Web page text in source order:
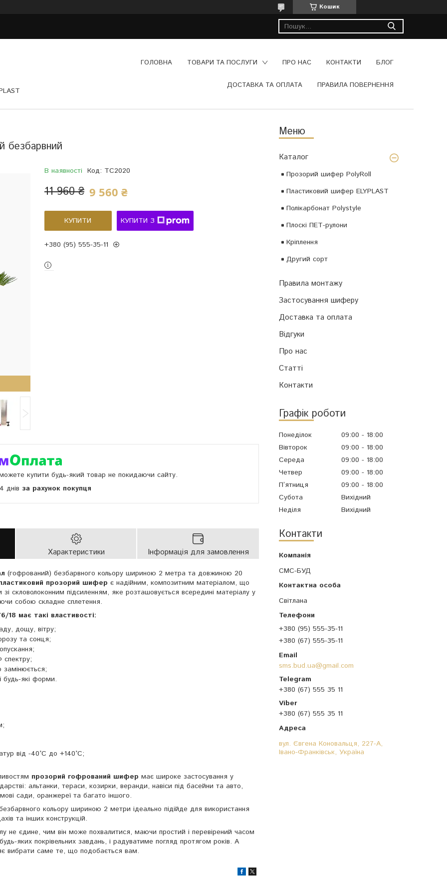
Кошик
ГОЛОВНА ТОВАРИ ТА ПОСЛУГИ ПРО НАС КОНТАКТИ БЛОГ
ДОСТАВКА ТА ОПЛАТА ПРАВИЛА ПОВЕРНЕННЯ
Каталог
Прозорий шифер PolyRoll
Пластиковий шифер ELYPLAST
Полікарбонат Polystyle
Плоскі ПЕТ-рулони
Кріплення
Другий сорт
Правила монтажу
Застосування шиферу
Доставка та оплата
Відгуки
Про нас
Статті
Контакти
Графік роботи
Понеділок 09:00
18:00
Вівторок
09:00
18:00
Середа
09:00
18:00
Четвер
09:00
18:00
Пʼятниця
09:00
18:00
Субота
Вихідний
Неділя
Вихідний
Контакти
СМС-БУД
Світлана
+380 (95) 555-35-11
+380 (67) 555-35-11
sms.bud.ua@gmail.com
+380 (67) 555 35 11
+380 (67) 555 35 11
вул. Євгена Коновальця, 227-А,
Івано-Франківськ, Україна
безбарвний
В наявності Код: TC2020
11 960 ₴ 9 560 ₴
КУПИТИ КУПИТИ З
+380 (95) 555-35-11
можете купити будь-який товар не покидаючи сайту.
днів за рахунок покупця
Характеристики Інформація для замовлення
(гофрований) безбарвного кольору шириною 2 метра та довжиною 20
прозорий шифер є надійним, композитним матеріалом, що
зі скловолоконним підсиленням, яке розташовується всередині матеріалу у
собою складне сплетення.
має такі властивості:
дощу, вітру;
та сонця;
будь-які форми.
від -40°C до +140°C;
прозорий гофрований шифер має широке застосування у
альтанки, тераси, козирки, веранди, навіси під басейни та авто,
сади, оранжереї та багато іншого.
кольору шириною 2 метри ідеально підійде для використання
та інших конструкцій.
не єдине, чим він може похвалитися, маючи простий і перевірений часом
яких покрівельних завдань, і радуватиме погляд протягом років. А
вибрати саме те, що подобається вам.